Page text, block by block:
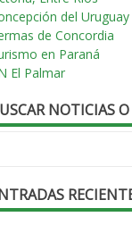
del Uruguay
de Concordia
en Paraná
El Palmar
NOTICIAS